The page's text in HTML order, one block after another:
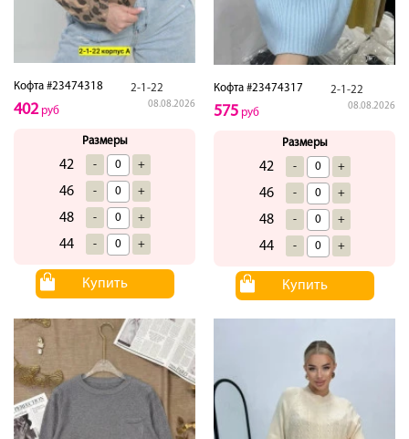
Кофта #23474318 2-1-22
08.08.2026
402руб
Размеры
42 - +
46 - +
48 - +
44 - +
Купить
Кофта #23474317 2-1-22
08.08.2026
575 руб
Размеры
42 - +
46 - +
48 - +
44 - +
Купить